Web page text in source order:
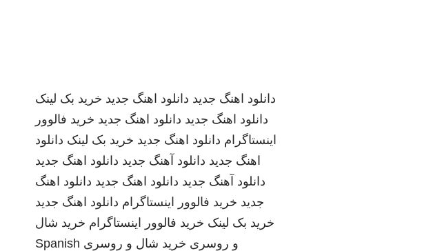
دانلود اهنگ جدید دانلود اهنگ جدید خرید بک لینک
دانلود اهنگ جدید دانلود اهنگ جدید خرید فالوور
اینستاگرام دانلود اهنگ جدید خرید بک لینک دانلود
اهنگ جدید دانلود آهنگ جدید دانلود اهنگ جدید
دانلود آهنگ جدید دانلود اهنگ جدید دانلود اهنگ
جدید خرید فالوور اینستاگرام دانلود اهنگ جدید
خرید بک لینک خرید فالوور اینستاگرام خرید شال
و روسری خرید شال و روسری Spanish